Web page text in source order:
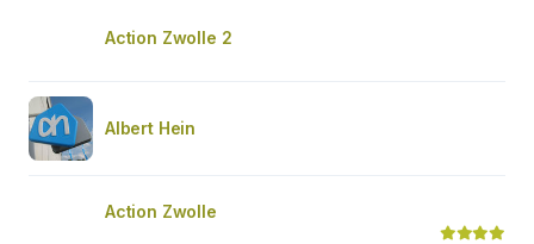
Action Zwolle 2
Albert Hein
Action Zwolle